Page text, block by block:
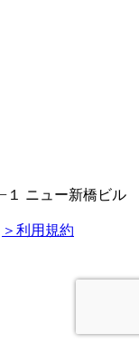
１ ニュー新橋ビル
＞利用規約